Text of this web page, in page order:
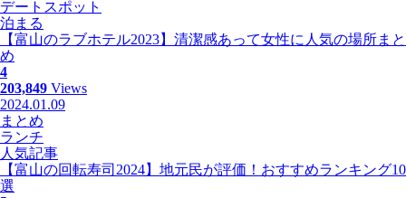
デートスポット
泊まる
【富山のラブホテル2023】清潔感あって女性に人気の場所まと
め
4
203,849 Views
2024.01.09
まとめ
ランチ
人気記事
【富山の回転寿司2024】地元民が評価！おすすめランキング10
選